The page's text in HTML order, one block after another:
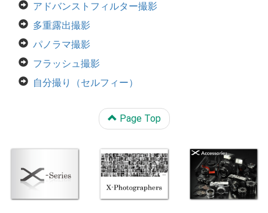
アドバンストフィルター撮影
多重露出撮影
パノラマ撮影
フラッシュ撮影
自分撮り（セルフィー）
Page Top